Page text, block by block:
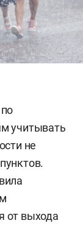
учитывать
не
от выхода